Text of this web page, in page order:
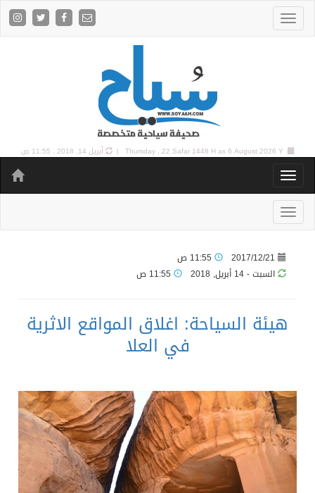
Thursday , 22 Safar 1448 H as6 August 2026 Y | أبريل 14, 2018 , 11:55 ص
2017/12/21
السبت - 14 أبريل, 2018
هيئة السياحة: اغلاق المواقع الاثرية
في العلا